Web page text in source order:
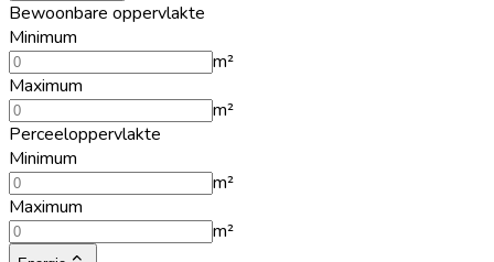
Bewoonbare oppervlakte
Minimum
m²
Maximum
m²
Perceeloppervlakte
Minimum
m²
Maximum
m²